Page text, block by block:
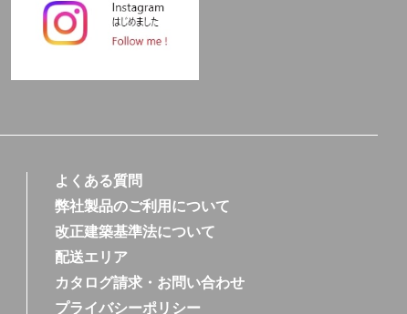
よくある質問
弊社製品のご利用について
改正建築基準法について
配送エリア
カタログ請求・お問い合わせ
プライバシーポリシー